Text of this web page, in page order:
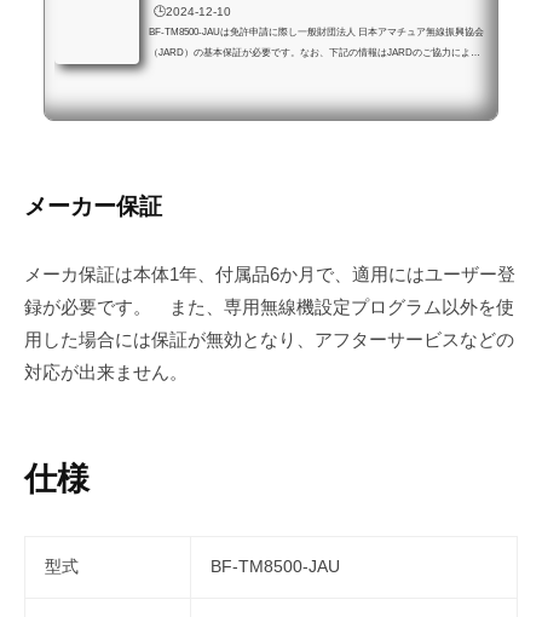
🕒️2024-12-10
BF-TM8500-JAUは免許申請に際し一般財団法人 日本アマチュア無線振興協会
（JARD）の基本保証が必要です。なお、下記の情報はJARDのご協力により
情報送信機番号ご自身の無線局の実態に合わせて記載してください適合表示無
メーカー保証
メーカ保証は本体1年、付属品6か月で、適用にはユーザー登
録が必要です。 また、専用無線機設定プログラム以外を使
用した場合には保証が無効となり、アフターサービスなどの
対応が出来ません。
仕様
型式 BF-TM8500-JAU